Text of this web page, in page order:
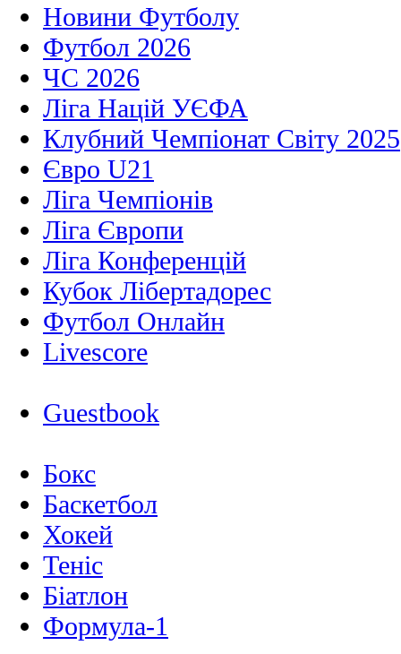
Новини Футболу
Футбол 2026
ЧС 2026
Ліга Націй УЄФА
Клубний Чемпіонат Світу 2025
Євро U21
Ліга Чемпіонів
Ліга Європи
Ліга Конференцій
Кубок Лібертадорес
Футбол Онлайн
Livescore
Guestbook
Бокс
Баскетбол
Хокей
Теніс
Біатлон
Формула-1